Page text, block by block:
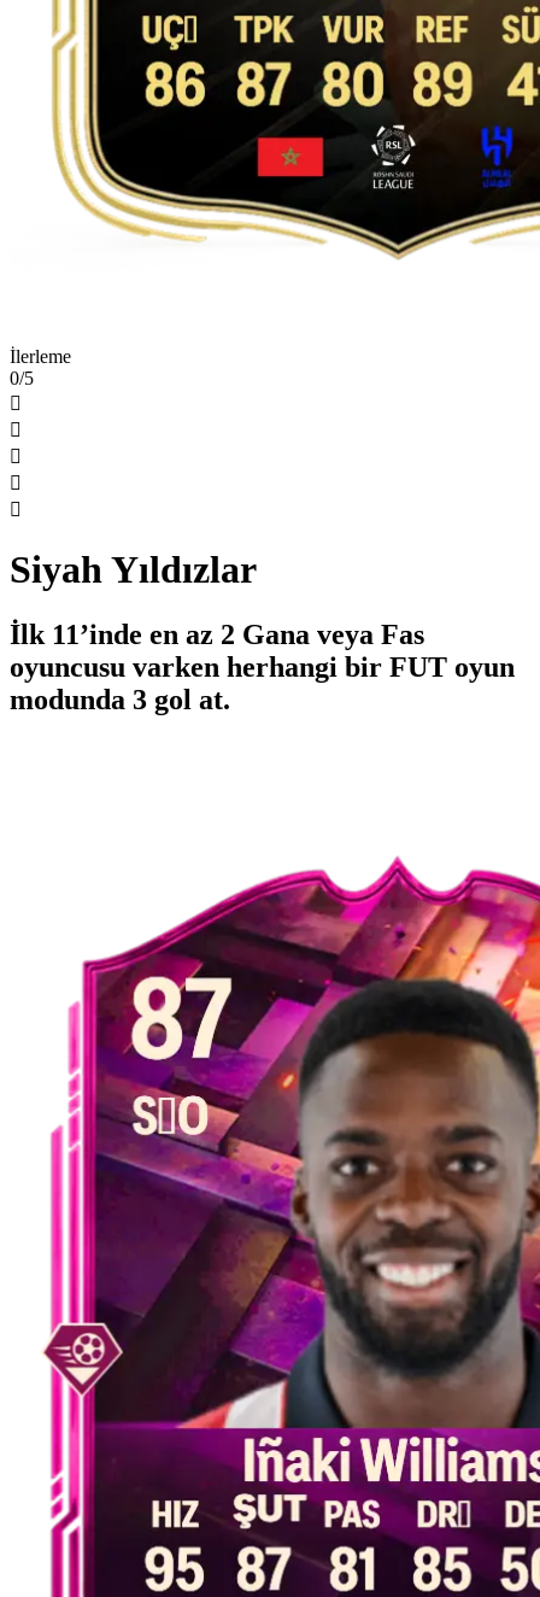
İlerleme
0/5





Siyah Yıldızlar
İlk 11’inde en az 2 Gana veya Fas
oyuncusu varken herhangi bir FUT oyun
modunda 3 gol at.